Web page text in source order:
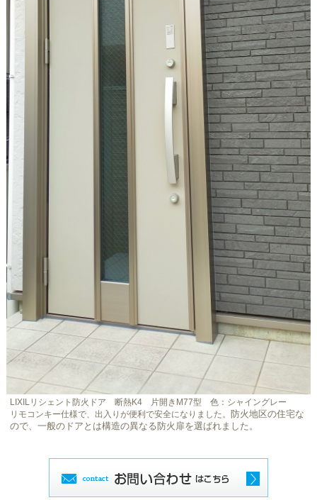
LIXILリシェント防火ドア 断熱K4 片開きM77型 色：シャイングレー
リモコンキー仕様で、出入りが便利で安全になりました。
防火地区の住宅な
ので、一般のドアとは構造の異なる防火扉を選ばれました。